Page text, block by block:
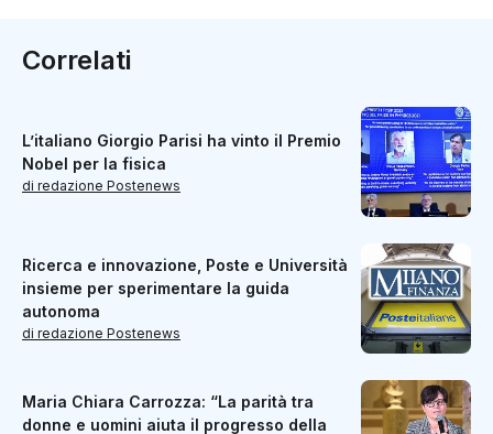
Correlati
L’italiano Giorgio Parisi ha vinto il Premio
Nobel per la fisica
di redazione Postenews
Ricerca e innovazione, Poste e Università
insieme per sperimentare la guida
autonoma
di redazione Postenews
Maria Chiara Carrozza: “La parità tra
donne e uomini aiuta il progresso della